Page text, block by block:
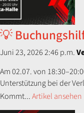
💡
Juni 23, 2026 2:46 p.m.
Am 02.07. von
Unterstützung bei der
Kommt...Artikel ansehen